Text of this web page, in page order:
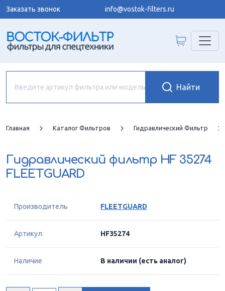
Заказать звонок info@vostok-filters.ru
Главная Каталог Фильтров Гидравлический Фильтр
Гидравлический фильтр HF 35274
FLEETGUARD
Производитель FLEETGUARD
Артикул HF35274
Наличие В наличии (есть аналог)